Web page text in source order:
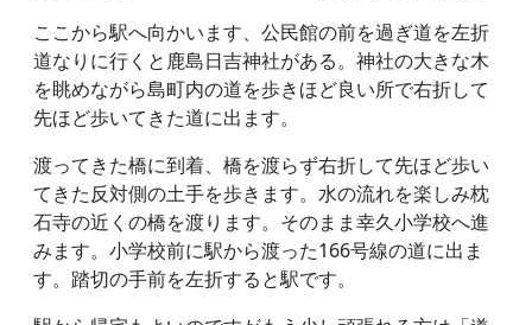
ここから駅へ向かいます、公民館の前を過ぎ道を左折
道なりに行くと鹿島日吉神社がある。神社の大きな木
を眺めながら島町内の道を歩きほど良い所で右折して
先ほど歩いてきた道に出ます。
渡ってきた橋に到着、橋を渡らず右折して先ほど歩い
てきた反対側の土手を歩きます。水の流れを楽しみ枕
石寺の近くの橋を渡ります。そのまま幸久小学校へ進
みます。小学校前に駅から渡った166号線の道に出ま
す。踏切の手前を左折すると駅です。